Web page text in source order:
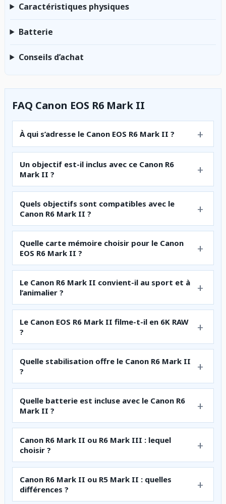
Caractéristiques physiques
Batterie
Conseils d’achat
FAQ Canon EOS R6 Mark II
À qui s’adresse le Canon EOS R6 Mark II ?
Un objectif est-il inclus avec ce Canon R6
Mark II ?
Quels objectifs sont compatibles avec le
Canon R6 Mark II ?
Quelle carte mémoire choisir pour le Canon
EOS R6 Mark II ?
Le Canon R6 Mark II convient-il au sport et à
l’animalier ?
Le Canon EOS R6 Mark II filme-t-il en 6K RAW
?
Quelle stabilisation offre le Canon R6 Mark II
?
Quelle batterie est incluse avec le Canon R6
Mark II ?
Canon R6 Mark II ou R6 Mark III : lequel
choisir ?
Canon R6 Mark II ou R5 Mark II : quelles
différences ?